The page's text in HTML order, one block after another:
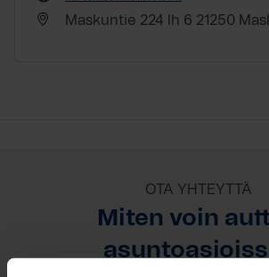
Maskuntie 224 lh 6 21250
OTA YHTEYTTÄ
Miten voin